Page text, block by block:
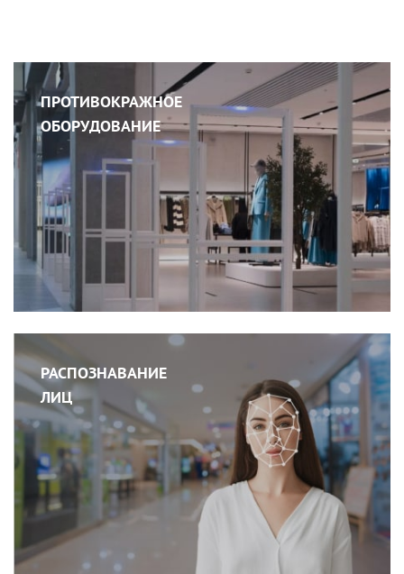
ПРОТИВОКРАЖНОЕ
ОБОРУДОВАНИЕ
РАСПОЗНАВАНИЕ
ЛИЦ